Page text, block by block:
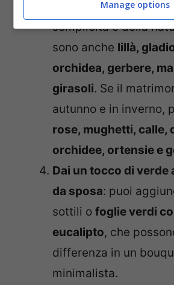
bouquet chic,
semplicità e della
sono anche lillà,
orchidea, gerbere,
girasoli. Se il
autunno e in inverno,
rose, mughetti, calle,
orchidee, ortensie e
Dai un tocco di verde
da sposa: puoi
sottili o foglie verdi
eucalipto, che
differenza in un
minimalista.
Manage options